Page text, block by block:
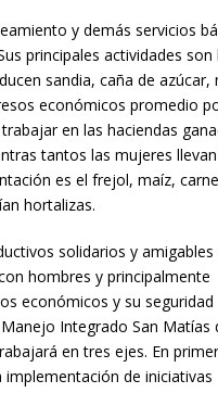
y demás servicios
principales actividades son
sandia, caña de azúcar,
económicos promedio
en las haciendas
tantos las mujeres
es el frejol, maíz,
hortalizas.
solidarios y amigables
hombres y principalmente
económicos y su seguridad
Integrado San Matías
en tres ejes. En primer
de iniciativas